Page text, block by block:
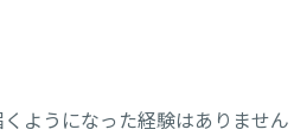
ようになった経験はありません